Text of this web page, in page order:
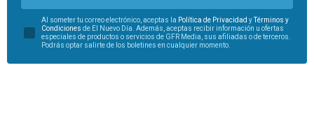
Al someter tu correo electrónico, aceptas la Política de Privacidad yTérminos y
Condiciones de El Nuevo Día. Además, aceptas recibir información u ofertas
especiales de productos o servicios de GFR Media, sus afiliadas o de terceros.
Podrás optar salirte de los boletines en cualquier momento.